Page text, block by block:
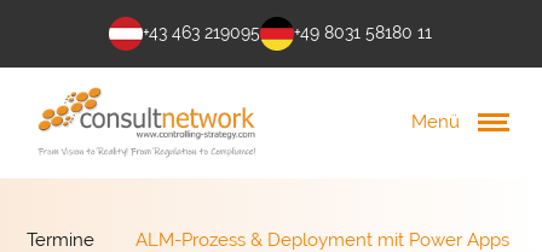
+43 463 219095 +49 8031 58180 11
Menü
Termine ALM-Prozess & Deployment mit Power Apps